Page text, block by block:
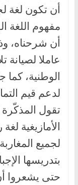
أن تكون لغة
مفهوم اللغة
أن شرحناه،
عاملا لصيانة
الوطنية، كما
لدعم قيم
تقول
الأمازيغية
لجميع
بتدريسها
حتى يشعروا